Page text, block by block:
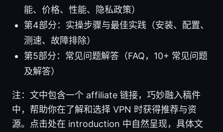
能、价格、性能、隐私政策）
第4部分：实操步骤与最佳实践（安装、配置、
测速、故障排除）
第5部分：常见问题解答（FAQ，10+ 常见问题
及解答）
注：文中包含一个 affiliate 链接，巧妙融入稿件
中，帮助你在了解和选择 VPN 时获得推荐与资
源。点击处在 introduction 中自然呈现，具体文